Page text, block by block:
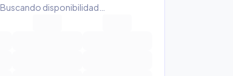
Buscando disponibilidad…